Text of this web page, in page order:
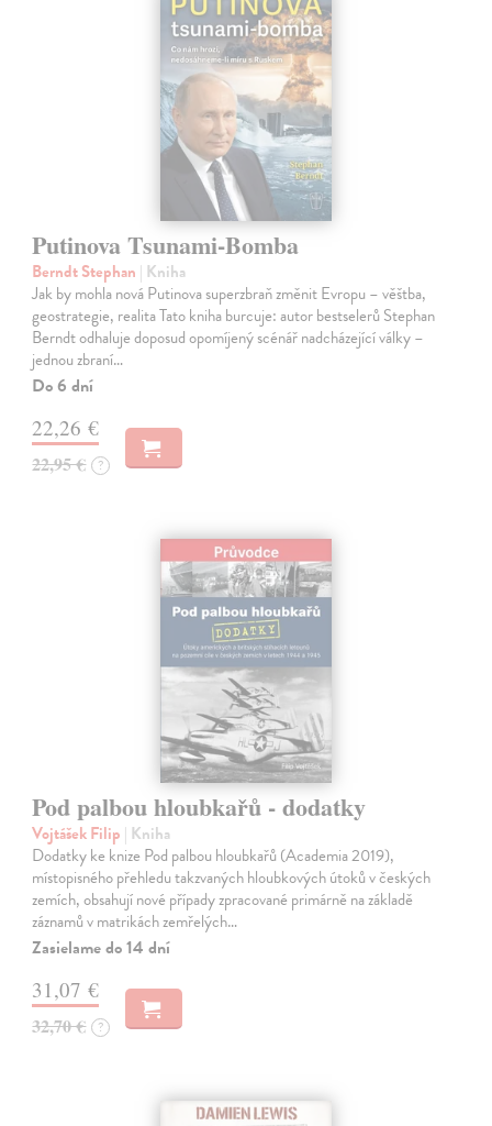
Putinova Tsunami-Bomba
Berndt Stephan | Kniha
Jak by mohla nová Putinova superzbraň změnit Evropu – věštba,
geostrategie, realita Tato kniha burcuje: autor bestselerů Stephan
Berndt odhaluje doposud opomíjený scénář nadcházející války –
jednou zbraní…
Do 6 dní
22,26 €
22,95 € ?
Pod palbou hloubkařů - dodatky
Vojtášek Filip | Kniha
Dodatky ke knize Pod palbou hloubkařů (Academia 2019),
místopisného přehledu takzvaných hloubkových útoků v českých
zemích, obsahují nové případy zpracované primárně na základě
záznamů v matrikách zemřelých…
Zasielame do 14 dní
31,07 €
32,70 € ?